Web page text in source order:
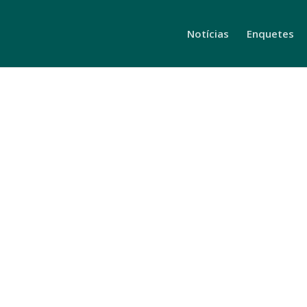
Notícias Enquetes